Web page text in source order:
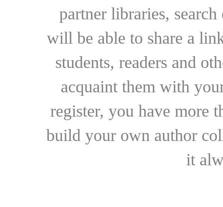
partner libraries,
will be able to share a
students, readers and
acquaint them with
register, you have more
build your own author
it